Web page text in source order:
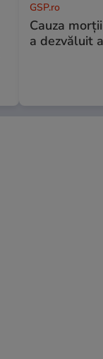
GSP.ro
Cauza
a dezvăluit